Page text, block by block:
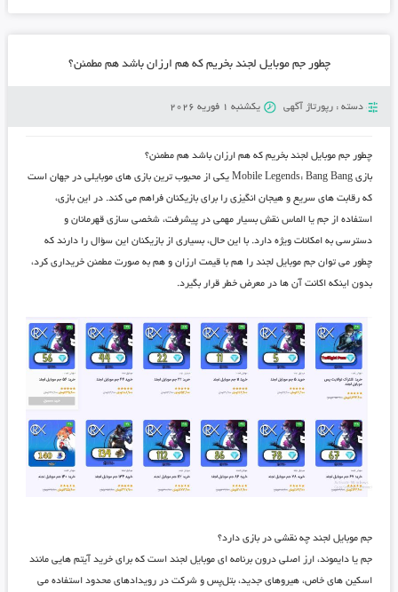
چطور جم موبایل لجند بخریم که هم ارزان باشد هم مطمئن؟
دسته : رپورتاژ آگهی یکشنبه 1 فوریه 2026
چطور جم موبایل لجند بخریم که هم ارزان باشد هم مطمئن؟
بازی Mobile Legends: Bang Bang یکی از محبوب‌ ترین بازی ‌های موبایلی در جهان است
که رقابت ‌های سریع و هیجان ‌انگیزی را برای بازیکنان فراهم می ‌کند. در این بازی،
استفاده از جم یا الماس نقش بسیار مهمی در پیشرفت، شخصی ‌سازی قهرمانان و
دسترسی به امکانات ویژه دارد. با این حال، بسیاری از بازیکنان این سؤال را دارند که
چطور می ‌توان جم موبایل لجند را هم با قیمت ارزان و هم به ‌صورت مطمئن خریداری کرد،
بدون اینکه اکانت آن ‌ها در معرض خطر قرار بگیرد.
جم موبایل لجند چه نقشی در بازی دارد؟
جم یا دایموند، ارز اصلی درون‌ برنامه ‌ای موبایل لجند است که برای خرید آیتم ‌هایی مانند
اسکین‌ های خاص، هیروهای جدید، بتل‌پس و شرکت در رویدادهای محدود استفاده می